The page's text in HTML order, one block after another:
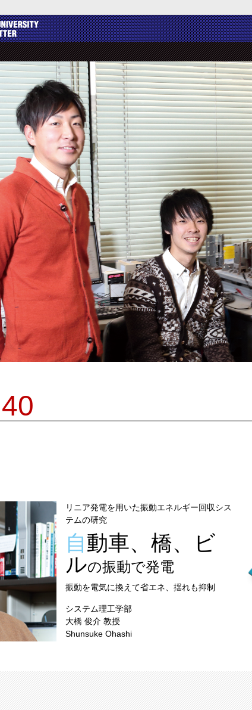
40
リニア発電を用いた振動エネルギー回収シス
テムの研究
自動車、橋、ビ
ルの振動で発電
振動を電気に換えて省エネ、揺れも抑制
システム理工学部
大橋 俊介 教授
Shunsuke Ohashi